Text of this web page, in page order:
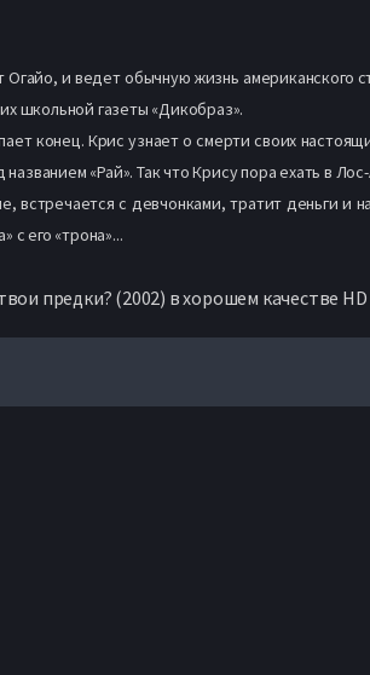
и ведет обычную жизнь
школьной газеты «Дикобраз».
конец. Крис узнает о смерти своих
«Рай». Так что Крису пора ехать в
встречается с девчонками, тратит деньги и
с его «трона»...
предки? (2002) в хорошем качестве HD